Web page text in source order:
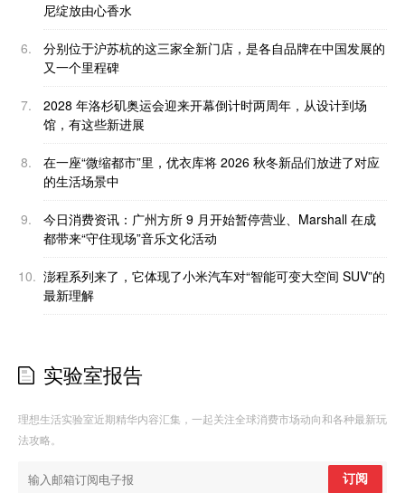
尼绽放由心香水
6.
分别位于沪苏杭的这三家全新门店，是各自品牌在中国发展的
又一个里程碑
7.
2028 年洛杉矶奥运会迎来开幕倒计时两周年，从设计到场
馆，有这些新进展
8.
在一座“微缩都市”里，优衣库将 2026 秋冬新品们放进了对应
的生活场景中
9.
今日消费资讯：广州方所 9 月开始暂停营业、Marshall 在成
都带来“守住现场”音乐文化活动
10. 澎程系列来了，它体现了小米汽车对“智能可变大空间 SUV”的
最新理解
实验室报告
理想生活实验室近期精华内容汇集，一起关注全球消费市场动向和各种最新玩
法攻略。